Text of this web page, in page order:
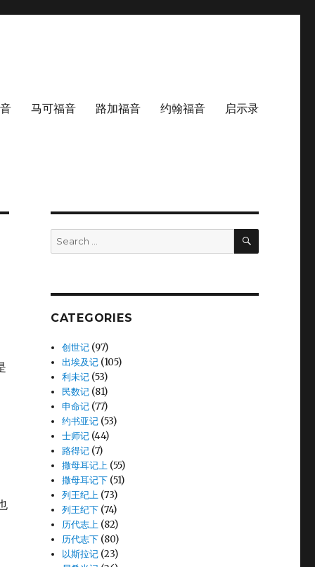
马可福音 路加福音 约翰福音 启示录
Search
for:
SEARCH
CATEGORIES
创世记 (97)
出埃及记 (105)
利未记 (53)
民数记 (81)
申命记 (77)
约书亚记 (53)
士师记 (44)
路得记 (7)
撒母耳记上 (55)
撒母耳记下 (51)
列王纪上 (73)
列王纪下 (74)
历代志上 (82)
历代志下 (80)
以斯拉记 (23)